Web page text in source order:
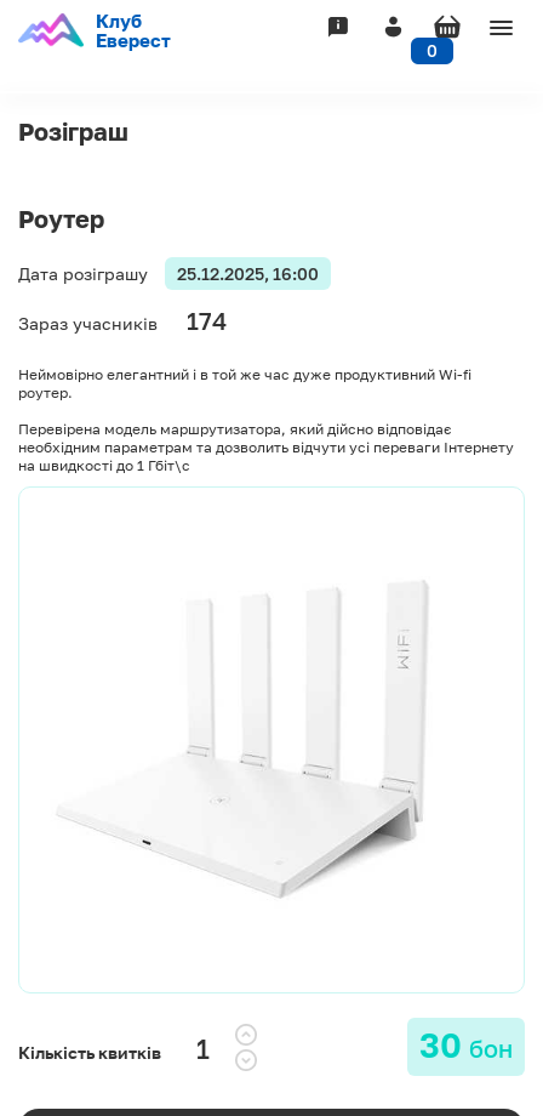
Клуб
Еверест
0
Розіграш
Роутер
Дата розіграшу 25.12.2025, 16:00
Зараз учасників 174
Неймовірно елегантний і в той же час дуже продуктивний Wi-fi
роутер.
Перевірена модель маршрутизатора, який дійсно відповідає
необхідним параметрам та дозволить відчути усі переваги Інтернету
на швидкості до 1 Гбіт\с
Кількість квитків 30 бон